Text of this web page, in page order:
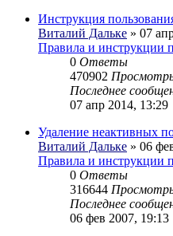
Инструкция
Виталий Дальке » 07
Правила и инструкции
0 Ответы
470902
Последнее
07 апр 2014, 13:29
Удаление неактивных
Виталий Дальке » 06
Правила и инструкции
0 Ответы
316644
Последнее
06 фев 2007, 19:13